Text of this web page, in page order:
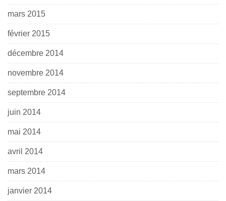
mars 2015
février 2015
décembre 2014
novembre 2014
septembre 2014
juin 2014
mai 2014
avril 2014
mars 2014
janvier 2014